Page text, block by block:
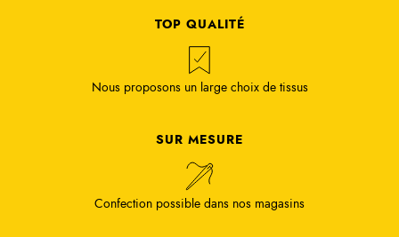
TOP QUALITÉ
Nous proposons un large choix de tissus
SUR MESURE
Confection possible dans nos magasins